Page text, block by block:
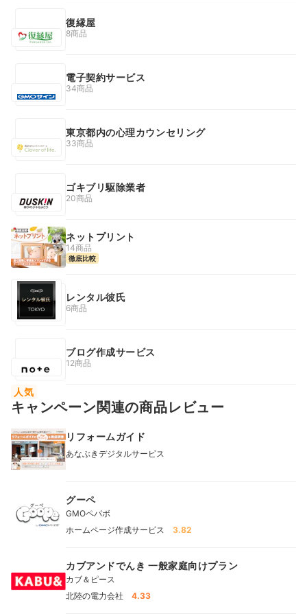
復縁屋
8商品
電子契約サービス
34商品
東京都内の心理カウンセリング
33商品
ゴキブリ駆除業者
20商品
ネットプリント
14商品
徹底比較
レンタル彼氏
6商品
ブログ作成サービス
12商品
人気
キャンペーン関連の商品レビュー
リフォームガイド
あなぶきデジタルサービス
グーペ
GMOペパボ
ホームページ作成サービス
3.82
カブアンドでんき 一般家庭向けプラン
カブ＆ピース
北陸の電力会社
4.33